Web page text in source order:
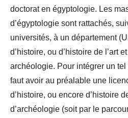
doctorat en égyptologie. Les
d’égyptologie sont rattachés,
universités, à un département
d’histoire, ou d’histoire de l’art et
archéologie. Pour intégrer un tel
faut avoir au préalable une
d’histoire, ou encore d’histoire
d’archéologie (soit par le